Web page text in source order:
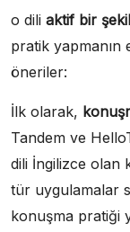
o dili aktif bir
pratik yapmanın
öneriler:
İlk olarak,
Tandem ve
dili İngilizce olan
tür uygulamalar
konuşma pratiği